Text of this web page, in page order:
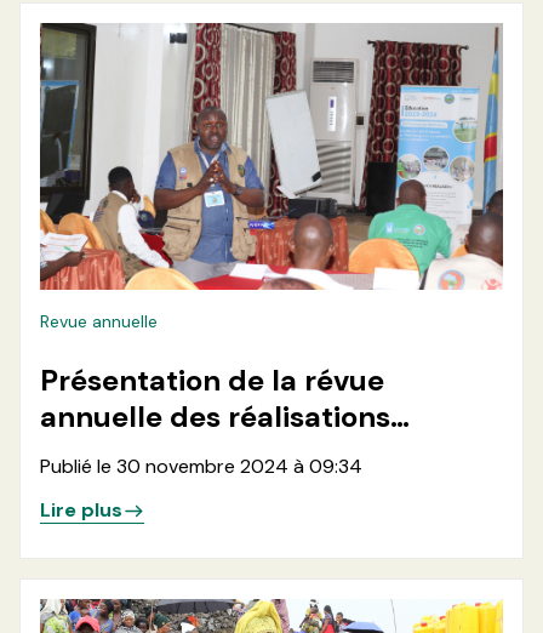
Revue annuelle
Présentation de la révue
annuelle des réalisations
annuelle 2024
Publié le 30 novembre 2024 à 09:34
Lire plus